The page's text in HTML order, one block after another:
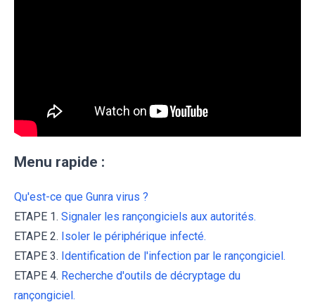
Menu rapide :
Qu'est-ce que Gunra virus ?
ETAPE 1. Signaler les rançongiciels aux autorités.
ETAPE 2. Isoler le périphérique infecté.
ETAPE 3. Identification de l'infection par le rançongiciel.
ETAPE 4. Recherche d'outils de décryptage du
rançongiciel.